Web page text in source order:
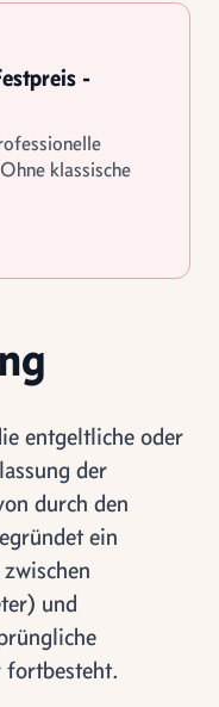
-
klassische
entgeltliche oder
der
durch den
ein
und